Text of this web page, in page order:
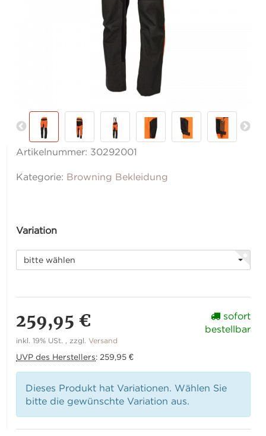
Artikelnummer: 30292001
Kategorie: Browning Bekleidung
Variation
bitte wählen
259,95 €
inkl. 19% USt. , zzgl.Versand
UVP des Herstellers: 259,95 €
sofort
bestellbar
Dieses Produkt hat Variationen. Wählen Sie
bitte die gewünschte Variation aus.